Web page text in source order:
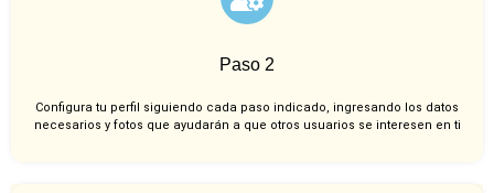
Paso 2
Configura tu perfil siguiendo cada paso indicado, ingresando los datos
necesarios y fotos que ayudarán a que otros usuarios se interesen en ti